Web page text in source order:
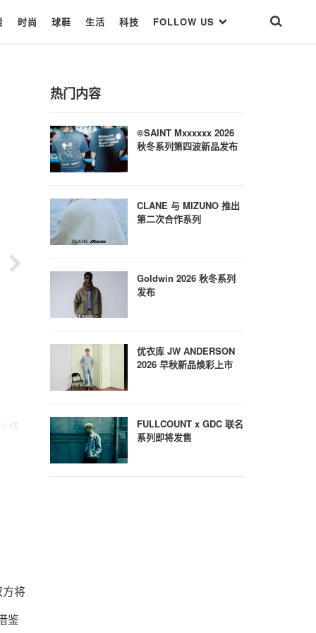
时尚 球鞋 生活 科技 FOLLOW US
/ 15
将
鉴
热门内容
©SAINT Mxxxxxx 2026
秋冬系列第四波新品发布
CLANE 与 MIZUNO 推出
第二次合作系列
Goldwin 2026 秋冬系列
发布
优衣库 JW ANDERSON
2026 早秋新品焕彩上市
FULLCOUNT x GDC 联名
系列即将发售